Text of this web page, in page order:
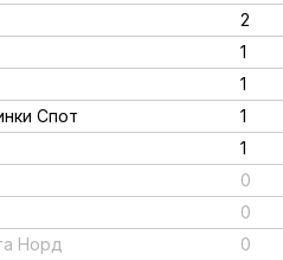
2
1
1
Спот 1
1
0
0
Норд 0